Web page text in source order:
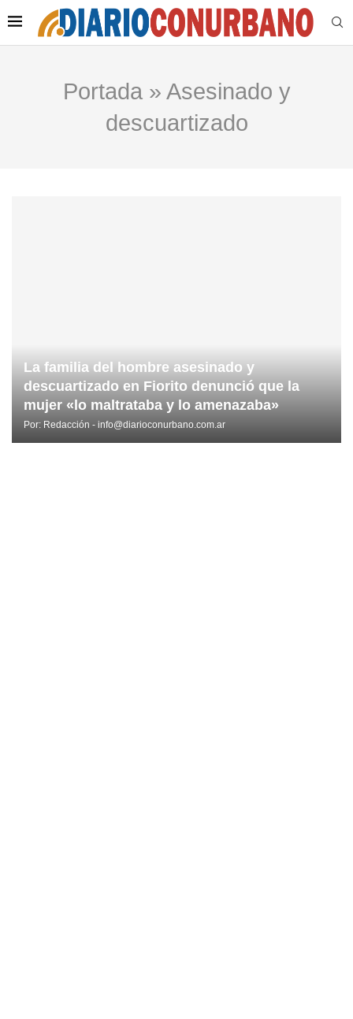
Portada» Asesinado y
descuartizado
La familia del hombre asesinado y
descuartizado en Fiorito denunció que la
mujer «lo maltrataba y lo amenazaba»
Por: Redacción - info@diarioconurbano.com.ar